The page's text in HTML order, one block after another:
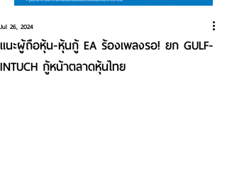
แนะผู้ถือหุ้น-หุ้นกู้ EA ร้องเพลงรอ! ยก GULF-
INTUCH กู้หน้าตลาดหุ้นไทย
Jul 26, 2024